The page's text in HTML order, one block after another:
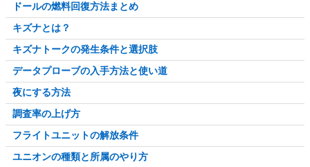
ドールの燃料回復方法まとめ
キズナとは？
キズナトークの発生条件と選択肢
データプローブの入手方法と使い道
夜にする方法
調査率の上げ方
フライトユニットの解放条件
ユニオンの種類と所属のやり方